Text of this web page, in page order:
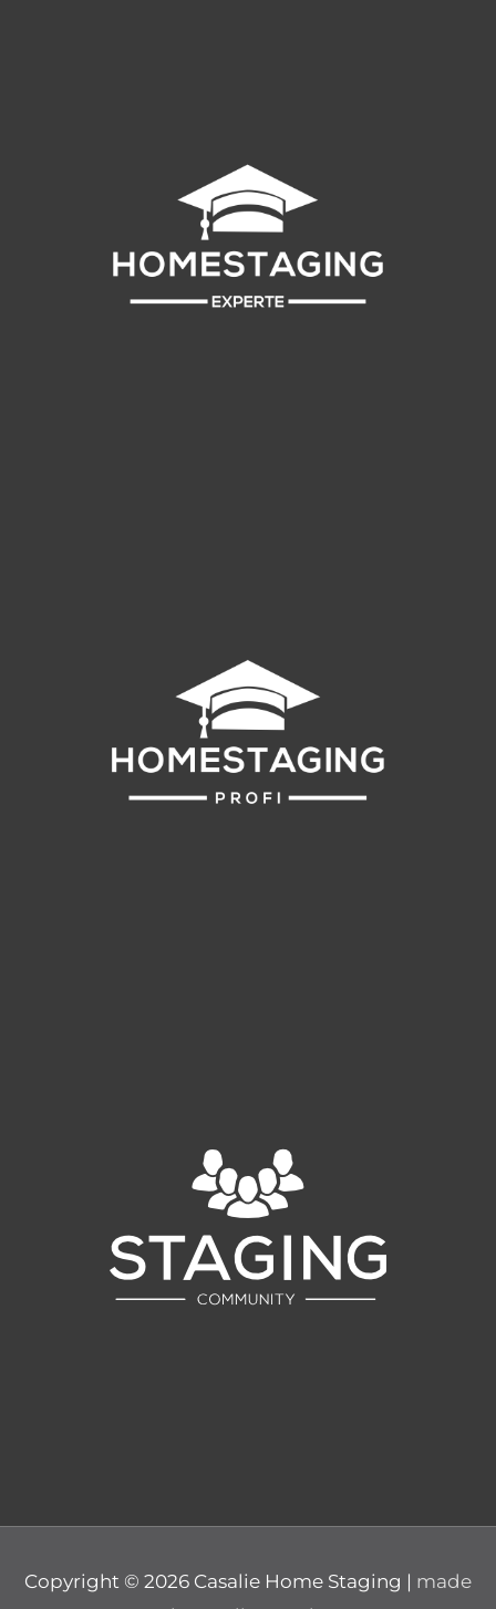
Copyright © 2026 Casalie Home Staging | made